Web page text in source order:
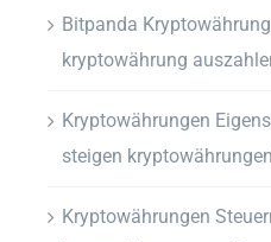
Bitpanda
kryptowährung
Kryptowährungen
steigen
Kryptowährungen